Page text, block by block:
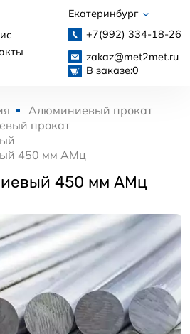
Екатеринбург
+7(992) 334-18-26
zakaz@met2met.ru
В заказе:0
Алюминиевый прокат
прокат
450 мм АМц
450 мм АМц